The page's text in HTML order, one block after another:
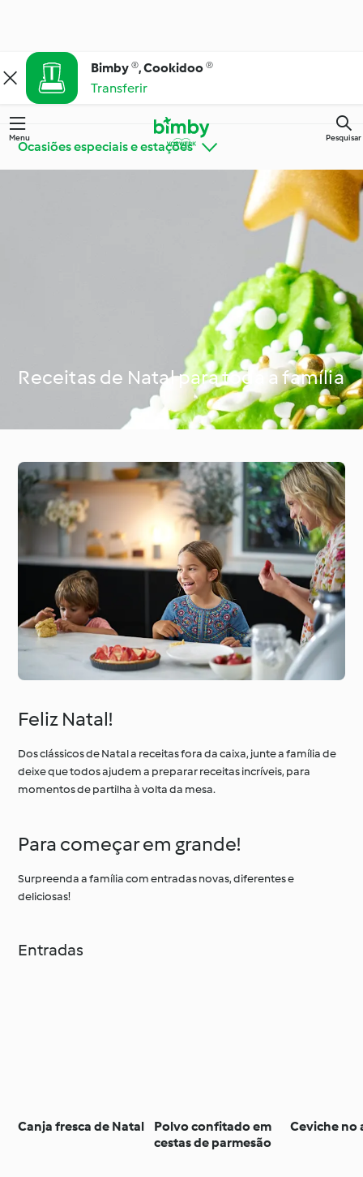
Bimby ®, Cookidoo ®
Transferir
Menu Pesquisar
Ocasiões especiais e estações
Bimby® Dicas e
Cozinha para todos os
Ocasiões especiais e
estações
À volta do mundo com
o Cookidoo®
Aprenda com o
Cookidoo®
Receitas de Natal para toda a família
Feliz Natal!
Dos clássicos de Natal a receitas fora da caixa, junte a família de
deixe que todos ajudem a preparar receitas incríveis, para
momentos de partilha à volta da mesa.
Para começar em grande!
Surpreenda a família com entradas novas, diferentes e
deliciosas!
Entradas
Canja fresca de Natal
Polvo confitado em
cestas de parmesão
Ceviche no